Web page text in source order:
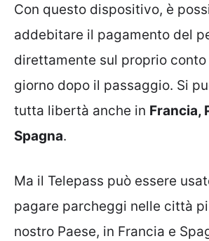
Con questo dispositivo, è
addebitare il pagamento del
direttamente sul proprio conto
giorno dopo il passaggio. Si
tutta libertà anche in Francia,
Spagna.
Ma il Telepass può essere
pagare parcheggi nelle città
nostro Paese, in Francia e